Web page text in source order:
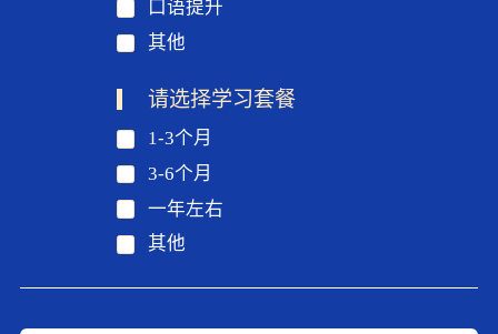
口语提升
其他
请选择学习套餐
1-3个月
3-6个月
一年左右
其他